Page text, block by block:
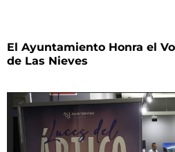
El Ayuntamiento Honra el
de Las Nieves